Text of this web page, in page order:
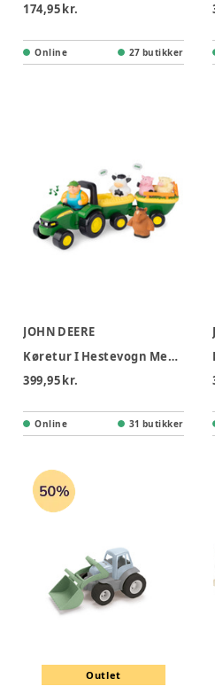
174,95 kr.
Online 27 butikker
JOHN DEERE
Køretur I Hestevogn Med Dyrelyde
399,95 kr.
Online 31 butikker
Outlet